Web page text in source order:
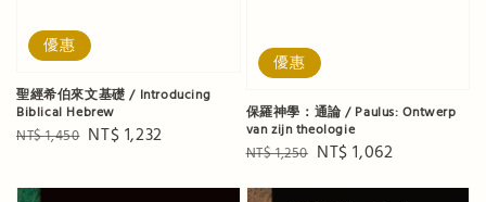
優惠
聖經希伯來文基礎 / Introducing
Biblical Hebrew
Regular
NT$ 1,450 Sale
NT$ 1,232
優惠
保羅神學：通論 / Paulus: Ontwerp
van zijn theologie
Regular
NT$ 1,250 Sale
NT$ 1,062